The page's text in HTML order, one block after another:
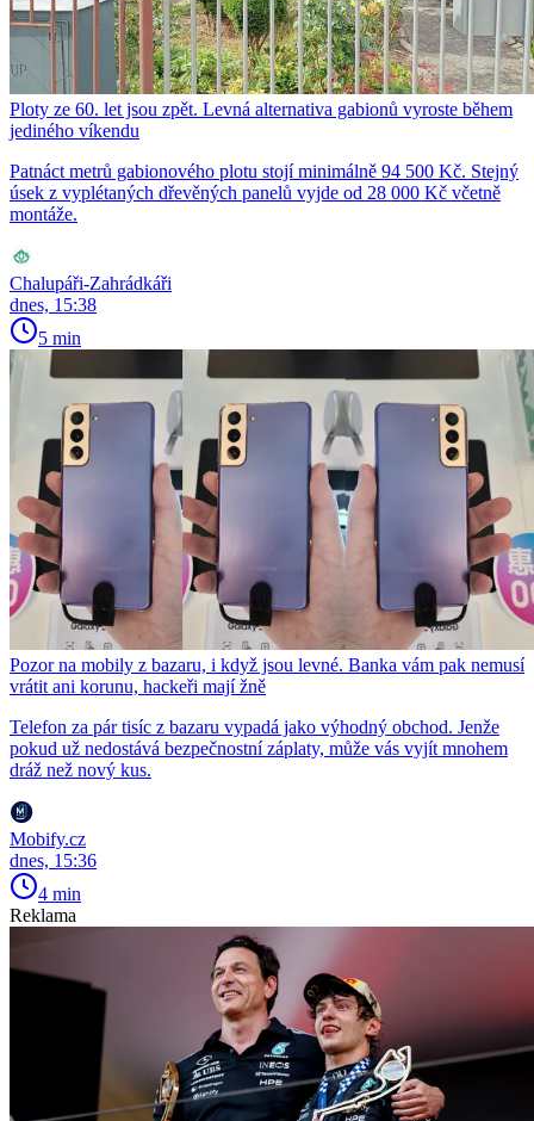
Ploty ze 60. let jsou zpět. Levná alternativa gabionů vyroste během
jediného víkendu
Patnáct metrů gabionového plotu stojí minimálně 94 500 Kč. Stejný
úsek z vyplétaných dřevěných panelů vyjde od 28 000 Kč včetně
montáže.
Chalupáři-Zahrádkáři
dnes, 15:38
5 min
Pozor na mobily z bazaru, i když jsou levné. Banka vám pak nemusí
vrátit ani korunu, hackeři mají žně
Telefon za pár tisíc z bazaru vypadá jako výhodný obchod. Jenže
pokud už nedostává bezpečnostní záplaty, může vás vyjít mnohem
dráž než nový kus.
Mobify.cz
dnes, 15:36
4 min
Reklama